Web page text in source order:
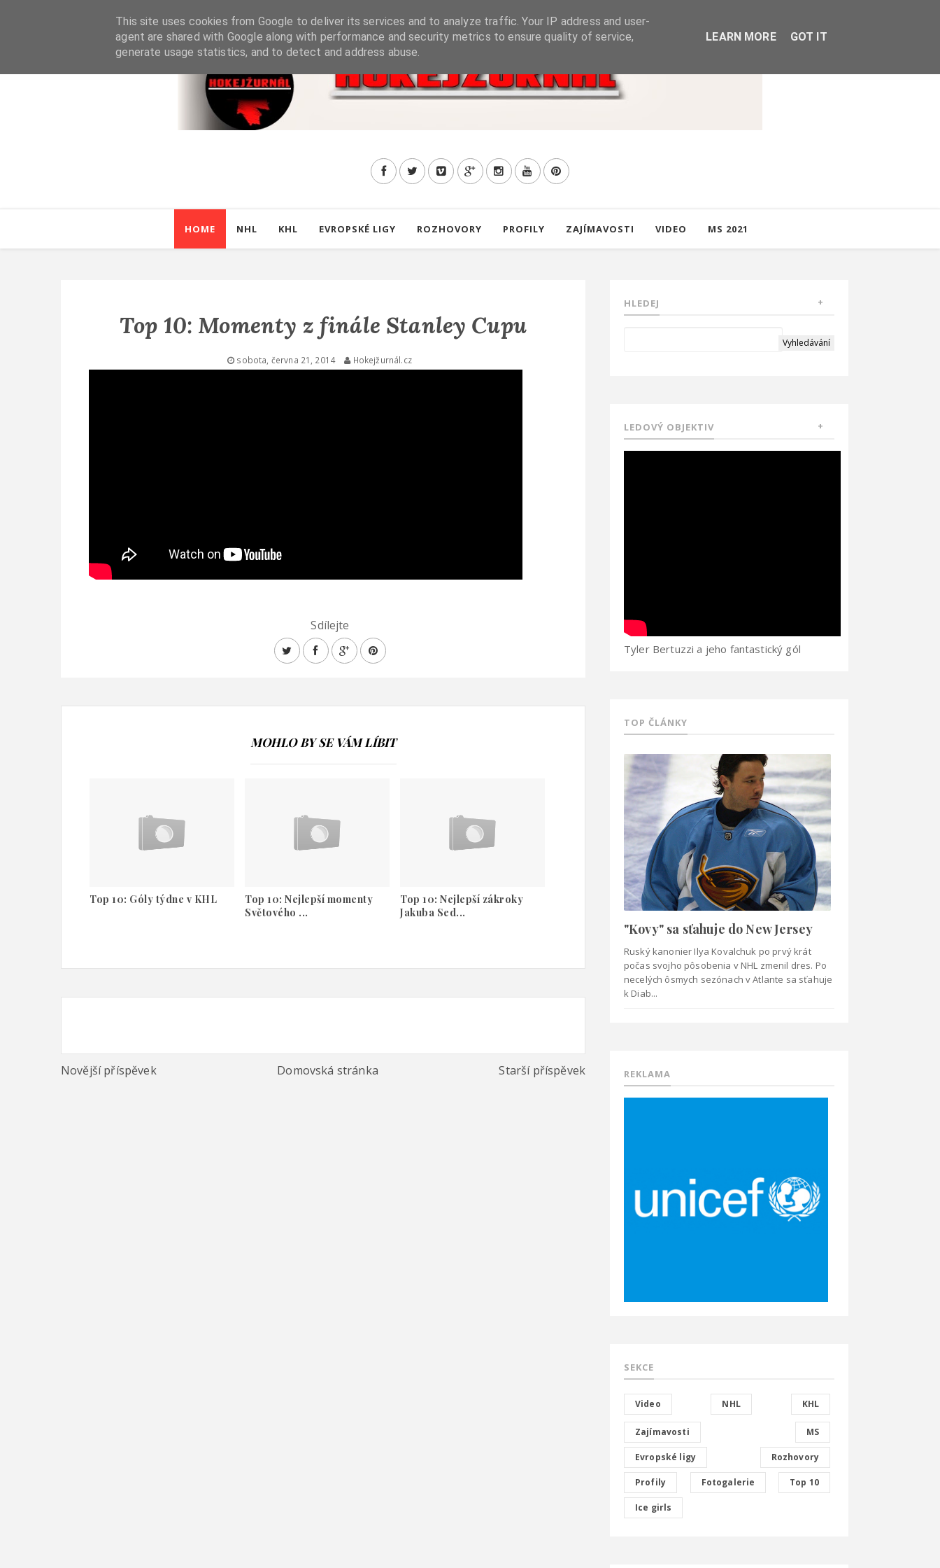
HOME NHL KHL EVROPSKÉ LIGY ROZHOVORY PROFILY ZAJÍMAVOSTI VIDEO MS 2021
Top 10: Momenty z finále Stanley Cupu
sobota, června 21, 2014 Hokejžurnál.cz
Sdílejte
MOHLO BY SE VÁM LÍBIT
Top 10: Góly týdne v KHL
Top 10: Nejlepší momenty
Světového ...
Top 10: Nejlepší zákroky
Jakuba Sed...
Novější příspěvek Domovská stránka Starší příspěvek
HLEDEJ
LEDOVÝ OBJEKTIV
Tyler Bertuzzi a jeho fantastický gól
TOP ČLÁNKY
"Kovy" sa sťahuje do New Jersey
Ruský kanonier Ilya Kovalchuk po prvý krát
počas svojho pôsobenia v NHL zmenil dres. Po
necelých ôsmych sezónach v Atlante sa sťahuje
k Diab...
REKLAMA
SEKCE
Video NHL KHL
Zajímavosti MS
Evropské ligy Rozhovory
Profily Fotogalerie Top 10
Ice girls
This site uses cookies from Google to deliver its services and to analyze traffic. Your IP address and user-
agent are shared with Google along with performance and security metrics to ensure quality of service,
generate usage statistics, and to detect and address abuse.
LEARN MORE GOT IT